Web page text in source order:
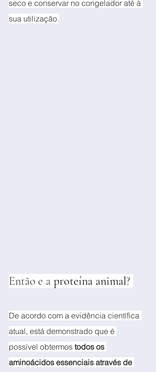
seco e conservar no congelador até à
sua utilização.
Então e a proteína animal?
De acordo com a evidência científica
atual, está demonstrado que é
possível obtermos todos os
aminoácidos essenciais através de